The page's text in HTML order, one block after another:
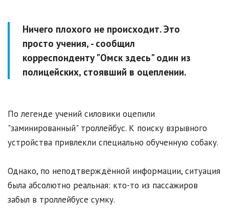
Ничего плохого не происходит. Это
просто учения, - сообщил
корреспонденту "Омск здесь" один из
полицейских, стоявший в оцеплении.
По легенде учений силовики оцепили
"заминированный" троллейбус. К поиску взрывного
устройства привлекли специально обученную собаку.
Однако, по неподтверждённой информации, ситуация
была абсолютно реальная: кто-то из пассажиров
забыл в троллейбусе сумку.